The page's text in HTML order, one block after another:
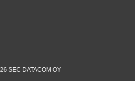
SEC DATACOM OY